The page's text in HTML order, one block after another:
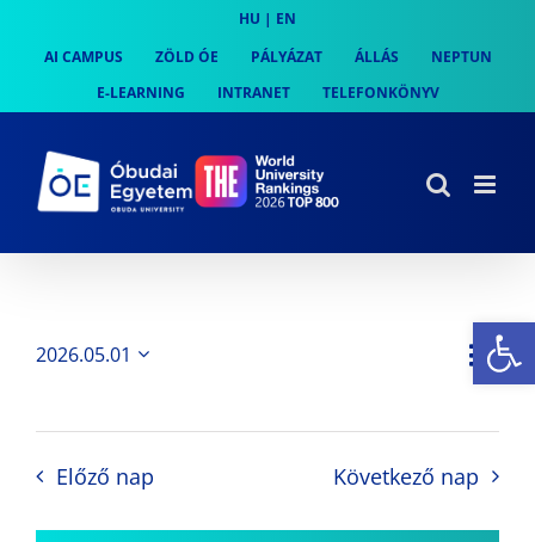
content
HU | EN
AI CAMPUS
ZÖLD ÓE PÁLYÁZAT ÁLLÁS
NEPTUN
E-LEARNING
INTRANET TELEFONKÖNYV
Nap
2026.05.01
Előző nap Következő nap